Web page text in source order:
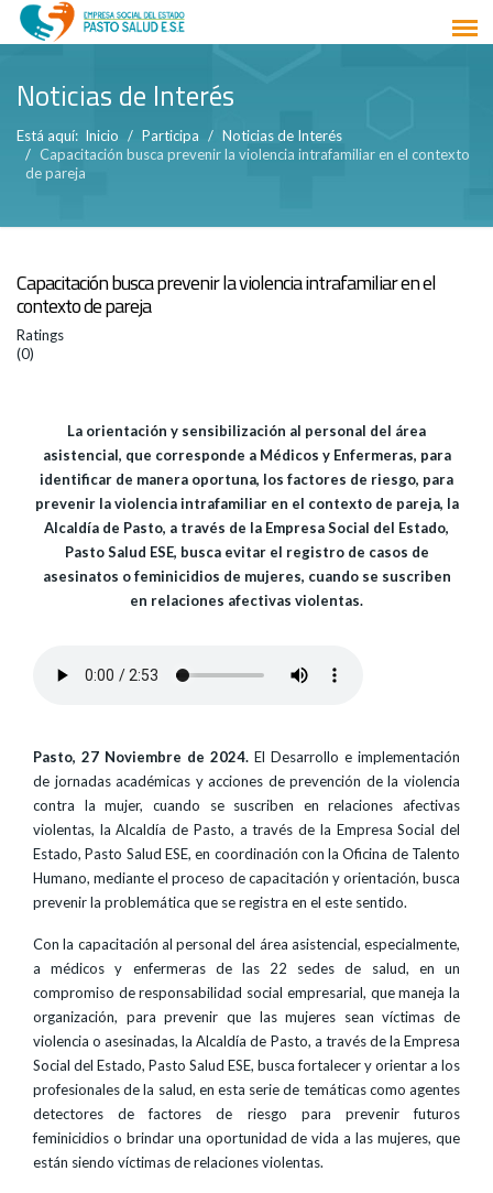
Noticias de Interés
Está aquí: Inicio Participa
Noticias de Interés
Capacitación busca prevenir la violencia intrafamiliar en el contexto
de pareja
Capacitación busca prevenir la violencia intrafamiliar en el
contexto de pareja
Ratings
(0)
La orientación y sensibilización al personal del área
asistencial, que corresponde a Médicos y Enfermeras, para
identificar de manera oportuna, los factores de riesgo, para
prevenir la violencia intrafamiliar en el contexto de pareja, la
Alcaldía de Pasto, a través de la Empresa Social del Estado,
Pasto Salud ESE, busca evitar el registro de casos de
asesinatos o feminicidios de mujeres, cuando se suscriben
en relaciones afectivas violentas.
Pasto, 27 Noviembre de 2024. El Desarrollo e implementación
de jornadas académicas y acciones de prevención de la violencia
contra la mujer, cuando se suscriben en relaciones afectivas
violentas, la Alcaldía de Pasto, a través de la Empresa Social del
Estado, Pasto Salud ESE, en coordinación con la Oficina de Talento
Humano, mediante el proceso de capacitación y orientación, busca
prevenir la problemática que se registra en el este sentido.
Con la capacitación al personal del área asistencial, especialmente,
a médicos y enfermeras de las 22 sedes de salud, en un
compromiso de responsabilidad social empresarial, que maneja la
organización, para prevenir que las mujeres sean víctimas de
violencia o asesinadas, la Alcaldía de Pasto, a través de la Empresa
Social del Estado, Pasto Salud ESE, busca fortalecer y orientar a los
profesionales de la salud, en esta serie de temáticas como agentes
detectores de factores de riesgo para prevenir futuros
feminicidios o brindar una oportunidad de vida a las mujeres, que
están siendo víctimas de relaciones violentas.